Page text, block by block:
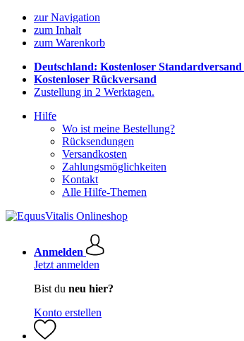
zur Navigation
zum Inhalt
zum Warenkorb
Deutschland: Kostenloser Standardversand
Kostenloser Rückversand
Zustellung in 2 Werktagen.
Hilfe
Wo ist meine Bestellung?
Rücksendungen
Versandkosten
Zahlungsmöglichkeiten
Kontakt
Alle Hilfe-Themen
Anmelden
Jetzt anmelden
Bist du neu hier?
Konto erstellen